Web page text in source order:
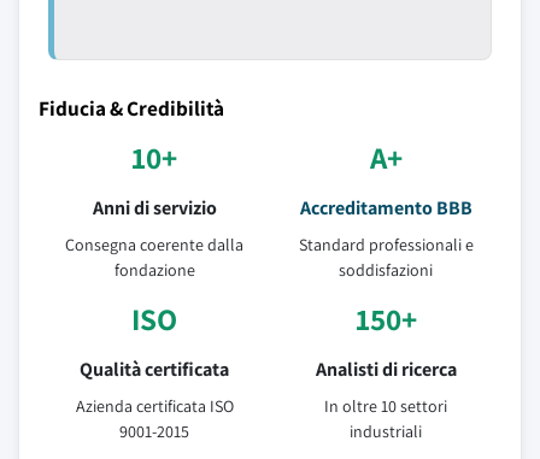
Fiducia & Credibilità
10+
Anni di servizio
Consegna coerente dalla
fondazione
A+
Accreditamento BBB
Standard professionali e
soddisfazioni
ISO
Qualità certificata
Azienda certificata ISO
9001-2015
150+
Analisti di ricerca
In oltre 10 settori
industriali